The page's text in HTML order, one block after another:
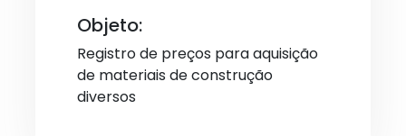
Objeto:
Registro de preços para aquisição
de materiais de construção
diversos